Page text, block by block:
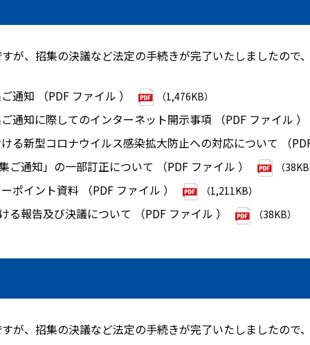
が、招集の決議など法定の手続きが完了いたしましたの
通知 （PDF ファイル ） （1,476KB）
通知に際してのインターネット開示事項 （PDF ファイル ）
る新型コロナウイルス感染拡大防止への対応について （
通知」の一部訂正について （PDF ファイル ）
（
ポイント資料 （PDF ファイル ） （1,211KB）
報告及び決議について （PDF ファイル ） （38KB）
が、招集の決議など法定の手続きが完了いたしましたの